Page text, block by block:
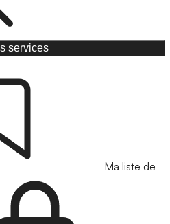
services
Ma liste de